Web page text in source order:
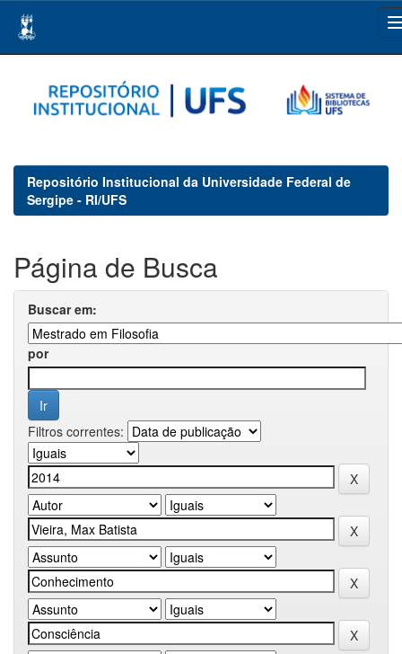
navigation
Repositório Institucional da Universidade Federal de
Sergipe - RI/UFS
Página de Busca
Buscar em:
por
Filtros correntes: